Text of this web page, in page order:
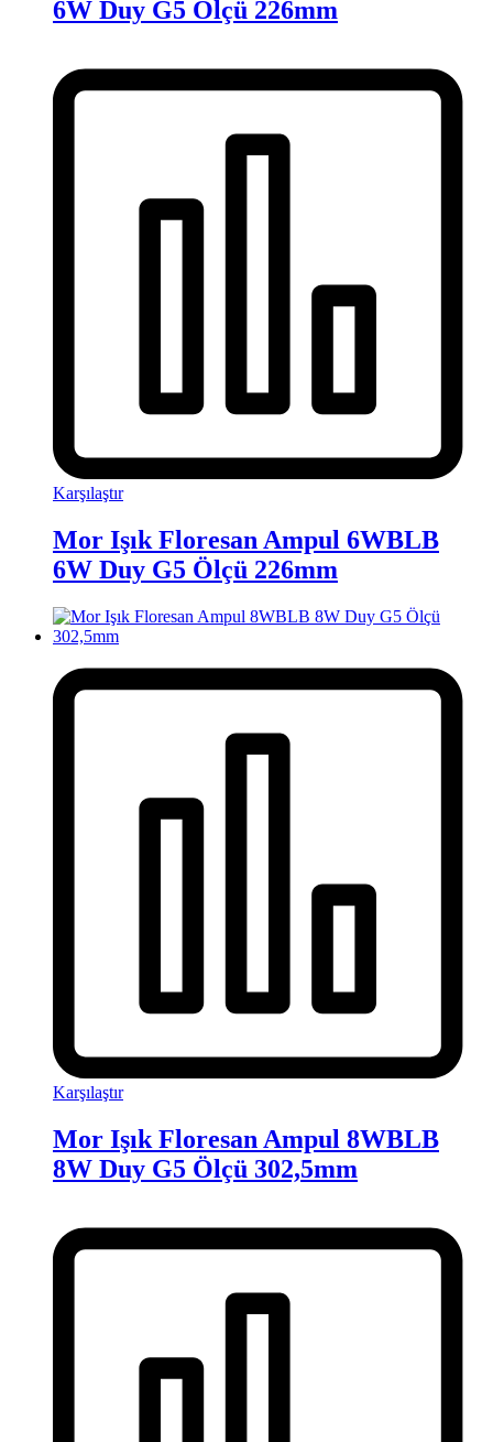
6W Duy G5 Ölçü 226mm
Karşılaştır
Mor Işık Floresan Ampul 6WBLB
6W Duy G5 Ölçü 226mm
Karşılaştır
Mor Işık Floresan Ampul 8WBLB
8W Duy G5 Ölçü 302,5mm